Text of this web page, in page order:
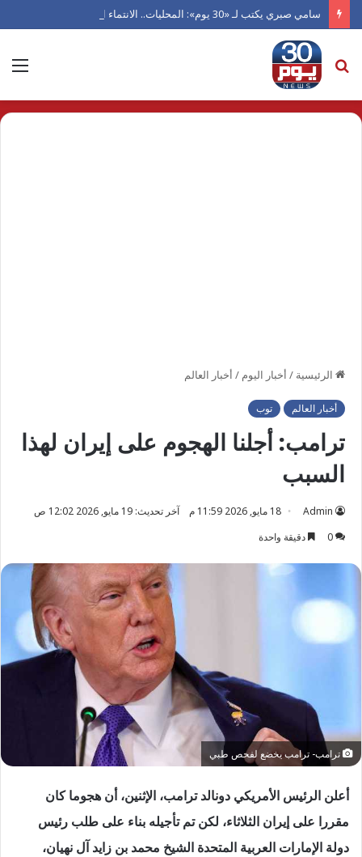
سامي صبري يكتب لـ «30 يوم»: المحليات.. الانتماء الحقيقي ( 10)
بحث
عن
الرئيسية / أخبار اليوم / أخبار العالم
أخبار العالم توب
ترامب: أجلنا الهجوم على إيران لهذا
السبب
Admin 18 مايو, 2026 11:59 م
آخر تحديث: 19 مايو, 2026 12:02 ص
0
دقيقة واحدة
ترامب- ترامب يخضع لفحص طبي
أعلن الرئيس الأمريكي دونالد ترامب، الإثنين، أن هجوما كان
مقررا على إيران الثلاثاء، لكن تم تأجيله بناء على طلب رئيس
دولة الإمارات العربية المتحدة الشيخ محمد بن زايد آل نهيان،